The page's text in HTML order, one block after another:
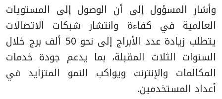
وأشار المسؤول إلى أن الوصول إلى المستويات
العالمية في كفاءة وانتشار شبكات الاتصالات
يتطلب زيادة عدد الأبراج إلى نحو 50 ألف برج خلال
السنوات الثلاث المقبلة، بما يدعم جودة خدمات
المكالمات والإنترنت ويواكب النمو المتزايد في
أعداد المستخدمين.